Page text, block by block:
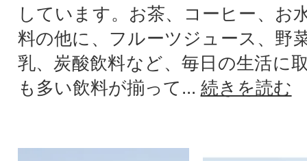
しています。お茶、コーヒー、お
料の他に、フルーツジュース、野
乳、炭酸飲料など、毎日の生活に
も多い飲料が揃って... 続きを読む